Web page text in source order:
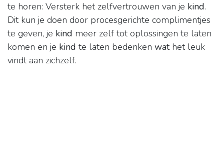
te horen: Versterk het zelfvertrouwen van je kind.
Dit kun je doen door procesgerichte complimentjes
te geven, je kind meer zelf tot oplossingen te laten
komen en je kind te laten bedenken wathet leuk
vindt aan zichzelf.